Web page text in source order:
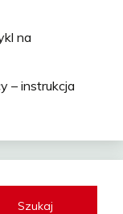
na
– instrukcja